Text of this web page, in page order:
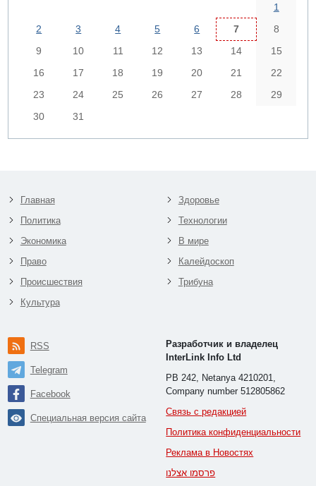
1
2
3 4 5 6 7
8
9
10 11 12 13 14
15
16
17 18 19 20 21
22
23
24 25 26 27 28
29
30
31
Главная
Политика
Экономика
Право
Происшествия
Культура
Здоровье
Технологии
В мире
Калейдоскоп
Трибуна
RSS
Telegram
Facebook
Специальная версия сайта
Разработчик и владелец
InterLink Info Ltd
PB 242, Netanya 4210201,
Company number 512805862
Связь с редакцией
Политика конфиденциальности
Реклама в Новостях
פרסמו אצלנו